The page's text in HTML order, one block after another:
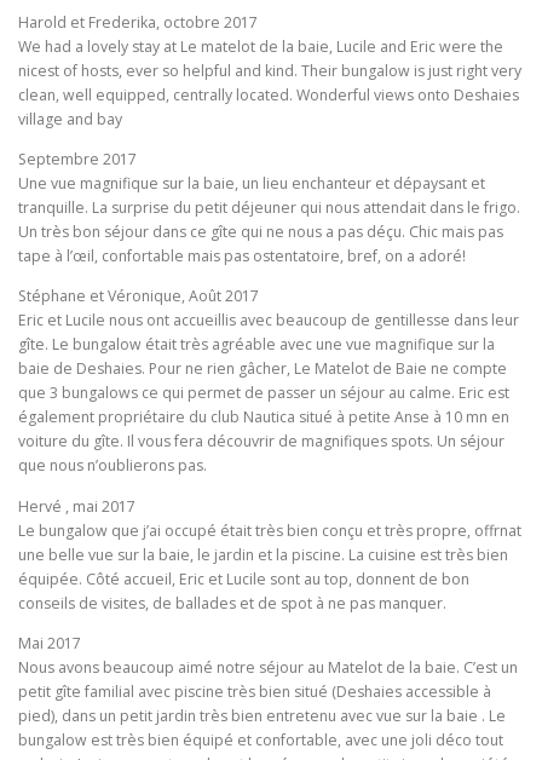
Harold et Frederika, octobre 2017
We had a lovely stay at Le matelot de la baie, Lucile and Eric were the
nicest of hosts, ever so helpful and kind. Their bungalow is just right very
clean, well equipped, centrally located. Wonderful views onto Deshaies
village and bay
Septembre 2017
Une vue magnifique sur la baie, un lieu enchanteur et dépaysant et
tranquille. La surprise du petit déjeuner qui nous attendait dans le frigo.
Un très bon séjour dans ce gîte qui ne nous a pas déçu. Chic mais pas
tape à l’œil, confortable mais pas ostentatoire, bref, on a adoré!
Stéphane et Véronique, Août 2017
Eric et Lucile nous ont accueillis avec beaucoup de gentillesse dans leur
gîte. Le bungalow était très agréable avec une vue magnifique sur la
baie de Deshaies. Pour ne rien gâcher, Le Matelot de Baie ne compte
que 3 bungalows ce qui permet de passer un séjour au calme. Eric est
également propriétaire du club Nautica situé à petite Anse à 10 mn en
voiture du gîte. Il vous fera découvrir de magnifiques spots. Un séjour
que nous n’oublierons pas.
Hervé , mai 2017
Le bungalow que j’ai occupé était très bien conçu et très propre, offrnat
une belle vue sur la baie, le jardin et la piscine. La cuisine est très bien
équipée. Côté accueil, Eric et Lucile sont au top, donnent de bon
conseils de visites, de ballades et de spot à ne pas manquer.
Mai 2017
Nous avons beaucoup aimé notre séjour au Matelot de la baie. C’est un
petit gîte familial avec piscine très bien situé (Deshaies accessible à
pied), dans un petit jardin très bien entretenu avec vue sur la baie . Le
bungalow est très bien équipé et confortable, avec une joli déco tout